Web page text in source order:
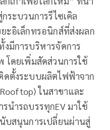
ระบวนการรีไซเคิล
ะอิเล็กทรอนิกส์ที่ส่งผลก
มีการบริหารจัดการ
โดยเพิ่มสัดส่วนการใช้
ดตั้งระบบผลิตไฟฟ้าจาก
ในสาขาและ
นำรถบรรทุกEV มาใช้
บสนุนการเปลี่ยนผ่านสู่